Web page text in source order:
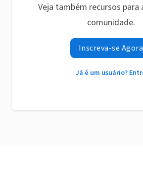
Veja também recursos para
comunidade.
Inscreva-se Agora
Já é um usuário?